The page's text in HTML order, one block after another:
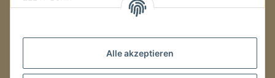
Alle akzeptieren
08:00–16:00 Uhr
LAGER / RETOUREN